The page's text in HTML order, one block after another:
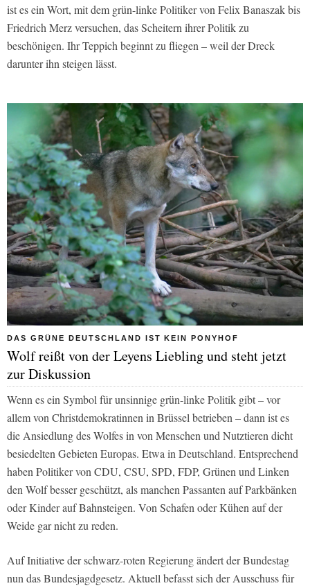
ist es ein Wort, mit dem grün-linke Politiker von Felix Banaszak bis
Friedrich Merz versuchen, das Scheitern ihrer Politik zu
beschönigen. Ihr Teppich beginnt zu fliegen – weil der Dreck
darunter ihn steigen lässt.
DAS GRÜNE DEUTSCHLAND IST KEIN PONYHOF
Wolf reißt von der Leyens Liebling und steht jetzt
zur Diskussion
Wenn es ein Symbol für unsinnige grün-linke Politik gibt – vor
allem von Christdemokratinnen in Brüssel betrieben – dann ist es
die Ansiedlung des Wolfes in von Menschen und Nutztieren dicht
besiedelten Gebieten Europas. Etwa in Deutschland. Entsprechend
haben Politiker von CDU, CSU, SPD, FDP, Grünen und Linken
den Wolf besser geschützt, als manchen Passanten auf Parkbänken
oder Kinder auf Bahnsteigen. Von Schafen oder Kühen auf der
Weide gar nicht zu reden.
Auf Initiative der schwarz-roten Regierung ändert der Bundestag
nun das Bundesjagdgesetz. Aktuell befasst sich der Ausschuss für